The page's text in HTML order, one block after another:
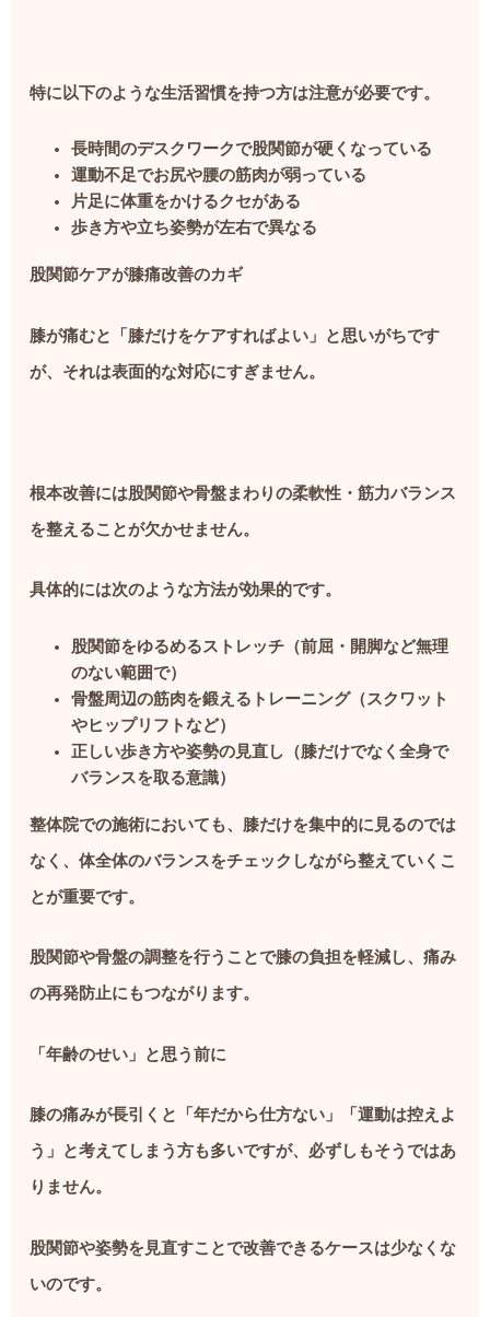
特に以下のような生活習慣を持つ方は注意が必要です。
長時間のデスクワークで股関節が硬くなっている
運動不足でお尻や腰の筋肉が弱っている
片足に体重をかけるクセがある
歩き方や立ち姿勢が左右で異なる
股関節ケアが膝痛改善のカギ
膝が痛むと「膝だけをケアすればよい」と思いがちです
が、それは表面的な対応にすぎません。
根本改善には股関節や骨盤まわりの柔軟性・筋力バランス
を整えることが欠かせません。
具体的には次のような方法が効果的です。
股関節をゆるめるストレッチ（前屈・開脚など無理
のない範囲で）
骨盤周辺の筋肉を鍛えるトレーニング（スクワット
やヒップリフトなど）
正しい歩き方や姿勢の見直し（膝だけでなく全身で
バランスを取る意識）
整体院での施術においても、膝だけを集中的に見るのでは
なく、体全体のバランスをチェックしながら整えていくこ
とが重要です。
股関節や骨盤の調整を行うことで膝の負担を軽減し、痛み
の再発防止にもつながります。
「年齢のせい」と思う前に
膝の痛みが長引くと「年だから仕方ない」「運動は控えよ
う」と考えてしまう方も多いですが、必ずしもそうではあ
りません。
股関節や姿勢を見直すことで改善できるケースは少なくな
いのです。